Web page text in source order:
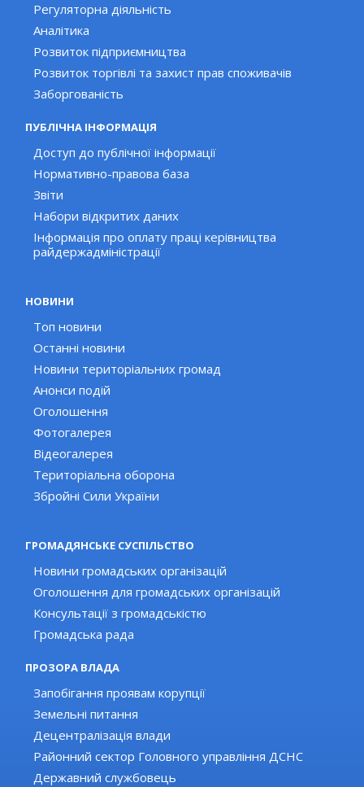
Регуляторна діяльність
Аналітика
Розвиток підприємництва
Розвиток торгівлі та захист прав споживачів
Заборгованість
ПУБЛІЧНА ІНФОРМАЦІЯ
Доступ до публічної інформації
Нормативно-правова база
Звіти
Набори відкритих даних
Інформація про оплату праці керівництва
райдержадміністрації
НОВИНИ
Топ новини
Останні новини
Новини територіальних громад
Анонси подій
Оголошення
Фотогалерея
Відеогалерея
Територіальна оборона
Збройні Сили України
ГРОМАДЯНСЬКЕ СУСПІЛЬСТВО
Новини громадських організацій
Оголошення для громадських організацій
Консультації з громадськістю
Громадська рада
ПРОЗОРА ВЛАДА
Запобігання проявам корупції
Земельні питання
Децентралізація влади
Районний сектор Головного управління ДСНС
Державний службовець